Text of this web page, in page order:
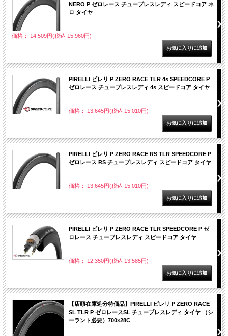
NERO P ゼロレース チューブレスレディ スピードコア ネ
ロ タイヤ
価格： 14,509円(税込 15,960円)
PIRELLI ピレリ P ZERO RACE TLR 4s SPEEDCORE P
ゼロレース チューブレスレディ 4s スピードコア タイヤ
価格： 13,645円(税込 15,010円)
PIRELLI ピレリ P ZERO RACE RS TLR SPEEDCORE P
ゼロレース RS チューブレスレディ スピードコア タイヤ
価格： 13,645円(税込 15,010円)
PIRELLI ピレリ P ZERO RACE TLR SPEEDCORE P ゼ
ロレース チューブレスレディ スピードコア タイヤ
価格： 12,350円(税込 13,585円)
【店頭在庫処分特価品】PIRELLI ピレリ P ZERO RACE
SL TLR P ゼロレースSL チューブレスレディ タイヤ （シ
ーラント必要）700×28C